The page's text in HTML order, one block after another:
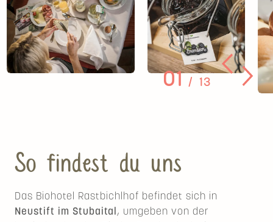
01 13
So findest du uns
Das Biohotel Rastbichlhof befindet sich in
Neustift im Stubaital, umgeben von der